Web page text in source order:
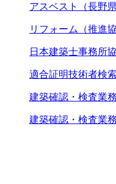
アスベスト（長野県
リフォーム（推進協
日本建築士事務所
適合証明技術者検
建築確認・検査業
建築確認・検査業